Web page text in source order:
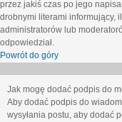
przez jakiś czas po jego
drobnymi literami informujący,
administratorów lub
odpowiedział.
Powrót do góry
Jak mogę dodać podpis do
Aby dodać podpis do
wysyłania postu, aby dodać